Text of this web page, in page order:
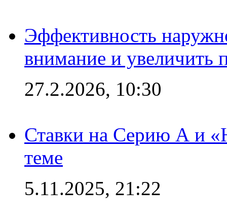
Эффективность
внимание и увеличить
27.2.2026, 10:30
Ставки на Серию А и
теме
5.11.2025, 21:22